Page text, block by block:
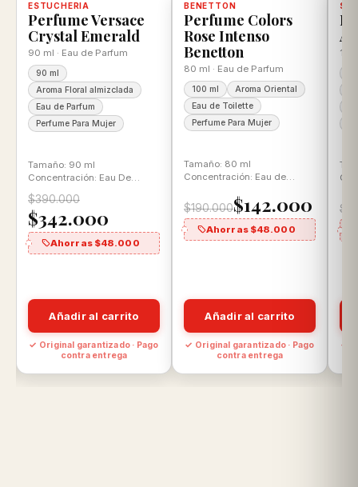
Disponible, con descuentoDisponible, con descuento
-12%
ESTUCHERIA
Perfume Versace
Crystal Emerald
90 ml · Eau de Parfum
90 ml
Aroma Floral almizclada
Eau de Parfum
Perfume Para Mujer
Tamaño: 90 ml
Concentración: Eau De
Parfum Aroma: Floral
almizclada
$390.000
$342.000
Ahorras $48.000
Añadir al carrito
✓ Original garantizado · Pago
contra entrega
-25%
BENETTON
Perfume Colors
Rose Intenso
Benetton
80 ml · Eau de Parfum
100 ml
Aroma Oriental
Eau de Toilette
Perfume Para Mujer
Tamaño: 80 ml
Concentración: Eau de
Gourmand
$190.000$142.000
Ahorras $48.000
Añadir al carrito
✓ Original garantizado · Pago
contra entrega
✓